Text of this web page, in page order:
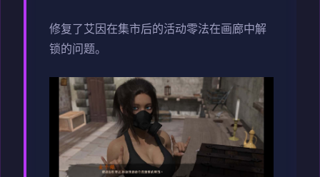
修复了艾因在集市后的活动零法在画廊中解
锁的问题。